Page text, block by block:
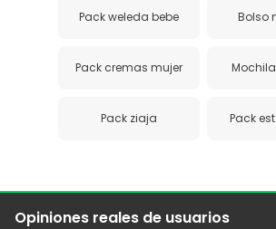
Pack weleda bebe Bolso
Pack cremas mujer
Pack ziaja Pack
Opiniones reales de usuarios